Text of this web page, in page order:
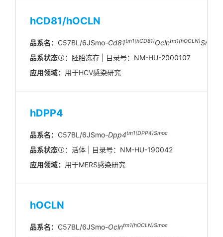
hCD81/hOCLN
品系名： C57BL/6JSmo-Cd81tm1(hCD81)Oclntm1(hOCLN)Smoc
品系状态
：胚胎冻存 | 目录号：NM-HU-2000107
应用领域： 用于HCV感染研究
hDPP4
品系名： C57BL/6JSmo-Dpp4tm1(DPP4)Smoc
品系状态
：活体 | 目录号：NM-HU-190042
应用领域： 用于MERS感染研究
hOCLN
品系名： C57BL/6JSmo-Oclntm1(hOCLN)Smoc